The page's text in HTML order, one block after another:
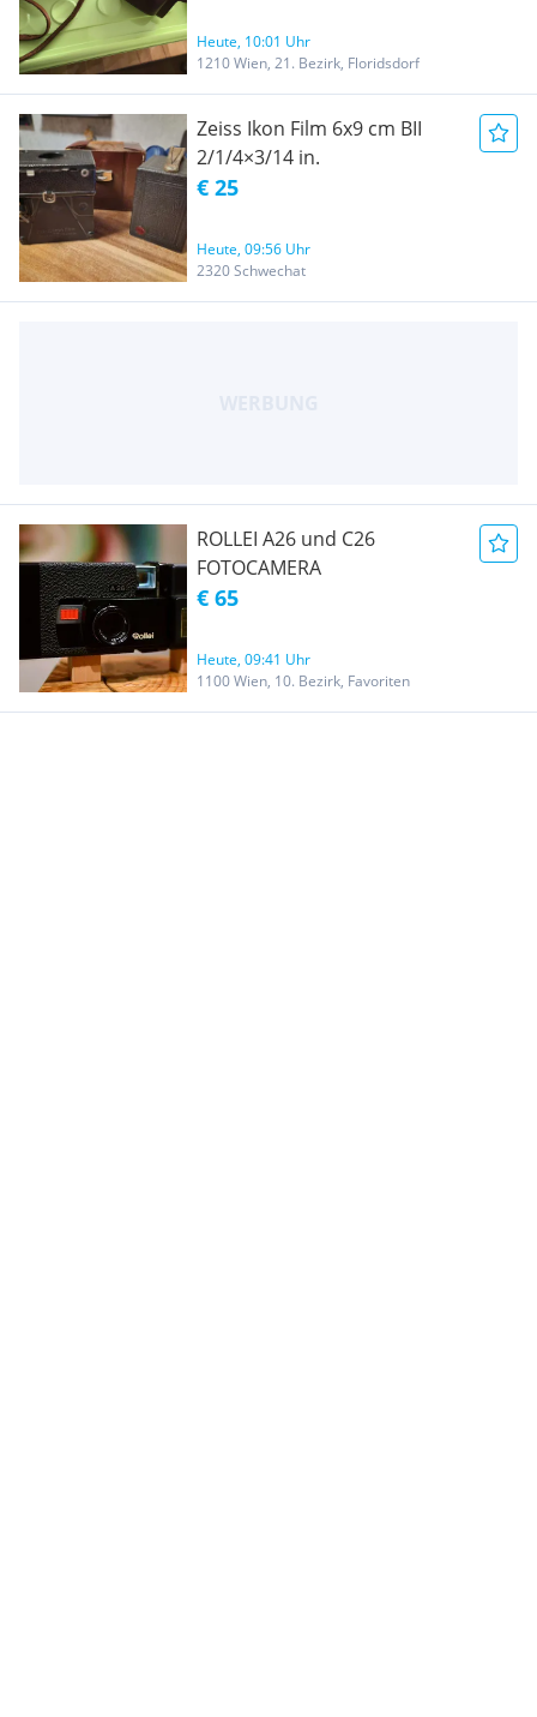
Heute, 10:01 Uhr
1210 Wien, 21. Bezirk, Floridsdorf
Zeiss Ikon Film 6x9 cm BII
2/1/4×3/14 in.
€ 25
Heute, 09:56 Uhr
2320 Schwechat
ROLLEI A26 und C26
FOTOCAMERA
€ 65
Heute, 09:41 Uhr
1100 Wien, 10. Bezirk, Favoriten